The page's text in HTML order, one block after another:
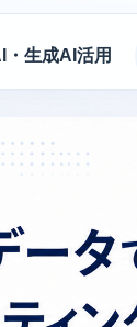
・生成AI活用